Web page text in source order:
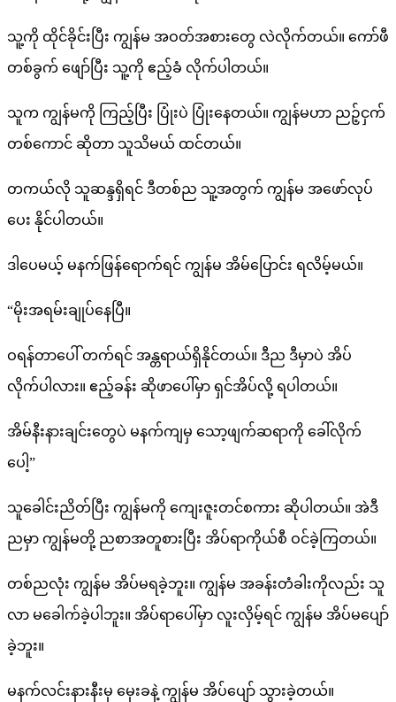
သူ့ကို ထိုင်ခိုင်းပြီး ကျွန်မ အဝတ်အစားတွေ လဲလိုက်တယ်။ ကော်ဖီ
တစ်ခွက် ဖျော်ပြီး သူ့ကို ဧည့်ခံ လိုက်ပါတယ်။
သူက ကျွန်မကို ကြည့်ပြီး ပြုံးပဲ ပြုံးနေတယ်။ ကျွန်မဟာ ညဉ့်ငှက်
တစ်ကောင် ဆိုတာ သူသိမယ် ထင်တယ်။
တကယ်လို သူဆန္ဒရှိရင် ဒီတစ်ည သူ့အတွက် ကျွန်မ အဖော်လုပ်
ပေး နိုင်ပါတယ်။
ဒါပေမယ့် မနက်ဖြန်ရောက်ရင် ကျွန်မ အိမ်ပြောင်း ရလိမ့်မယ်။
“မိုးအရမ်းချုပ်နေပြီ။
ဝရန်တာပေါ် တက်ရင် အန္တရာယ်ရှိနိုင်တယ်။ ဒီည ဒီမှာပဲ အိပ်
လိုက်ပါလား။ ဧည့်ခန်း ဆိုဖာပေါ်မှာ ရှင်အိပ်လို့ ရပါတယ်။
အိမ်နီးနားချင်းတွေပဲ မနက်ကျမှ သော့ဖျက်ဆရာကို ခေါ်လိုက်
ပေါ့”
သူခေါင်းညိတ်ပြီး ကျွန်မကို ကျေးဇူးတင်စကား ဆိုပါတယ်။ အဲဒီ
ညမှာ ကျွန်မတို့ ညစာအတူစားပြီး အိပ်ရာကိုယ်စီ ဝင်ခဲ့ကြတယ်။
တစ်ညလုံး ကျွန်မ အိပ်မရခဲ့ဘူး။ ကျွန်မ အခန်းတံခါးကိုလည်း သူ
လာ မခေါက်ခဲ့ပါဘူး။ အိပ်ရာပေါ်မှာ လူးလှိမ့်ရင် ကျွန်မ အိပ်မပျော်
ခဲ့ဘူး။
မနက်လင်းနားနီးမှ မှေးခနဲ့ ကျွန်မ အိပ်ပျော် သွားခဲ့တယ်။